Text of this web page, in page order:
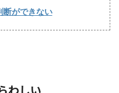
断ができない